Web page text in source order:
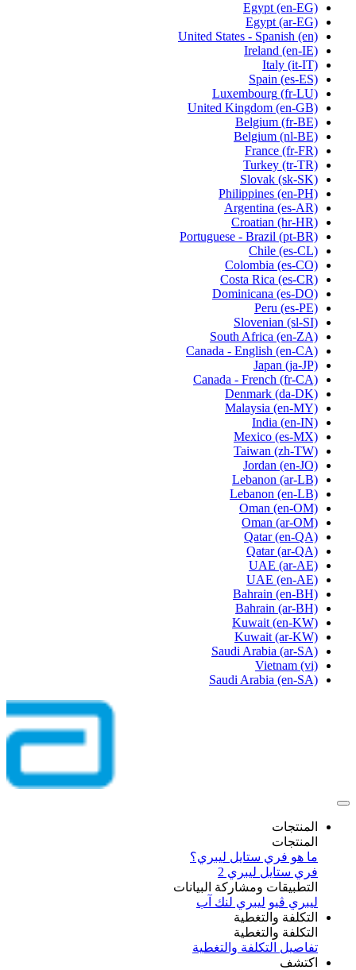
Egypt (en-EG)
Egypt (ar-EG)
United States - Spanish (en)
Ireland (en-IE)
Italy (it-IT)
Spain (es-ES)
Luxembourg (fr-LU)
United Kingdom (en-GB)
Belgium (fr-BE)
Belgium (nl-BE)
France (fr-FR)
Turkey (tr-TR)
Slovak (sk-SK)
Philippines (en-PH)
Argentina (es-AR)
Croatian (hr-HR)
Portuguese - Brazil (pt-BR)
Chile (es-CL)
Colombia (es-CO)
Costa Rica (es-CR)
Dominicana (es-DO)
Peru (es-PE)
Slovenian (sl-SI)
South Africa (en-ZA)
Canada - English (en-CA)
Japan (ja-JP)
Canada - French (fr-CA)
Denmark (da-DK)
Malaysia (en-MY)
India (en-IN)
Mexico (es-MX)
Taiwan (zh-TW)
Jordan (en-JO)
Lebanon (ar-LB)
Lebanon (en-LB)
Oman (en-OM)
Oman (ar-OM)
Qatar (en-QA)
Qatar (ar-QA)
UAE (ar-AE)
UAE (en-AE)
Bahrain (en-BH)
Bahrain (ar-BH)
Kuwait (en-KW)
Kuwait (ar-KW)
Saudi Arabia (ar-SA)
Vietnam (vi)
Saudi Arabia (en-SA)
المنتجات
المنتجات
ما هو فري ستايل ليبري؟
فري ستايل ليبري 2
التطبيقات ومشاركة البيانات
ليبري ڤيو ليبري لنك آب
التكلفة والتغطية
التكلفة والتغطية
تفاصيل التكلفة والتغطية
اكتشف​